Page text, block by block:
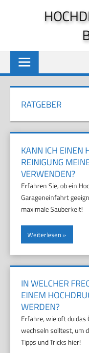
RATGEBER
KANN ICH EINEN
REINIGUNG
VERWENDEN?
Erfahren Sie, ob ein
Garageneinfahrt
maximale Sauberkeit!
Weiterlesen
IN WELCHER
EINEM
WERDEN?
Erfahre, wie oft du das
wechseln solltest, um
Tipps und Tricks hier!